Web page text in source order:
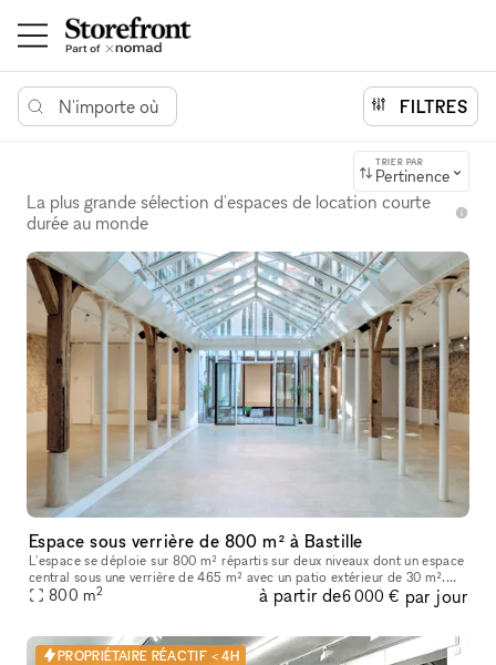
N'importe où FILTRES
TRIER PAR
Pertinence
La plus grande sélection d'espaces de location courte
durée au monde
Espace sous verrière de 800 m² à Bastille
L'espace se déploie sur 800 m² répartis sur deux niveaux dont un espace
central sous une verrière de 465 m² avec un patio extérieur de 30 m².
Vous trouverez en pièce jointe une présentation détaillée
800 m2 à partir de6 000 € par jour
PROPRIÉTAIRE RÉACTIF < 4H